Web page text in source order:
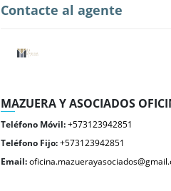
Contacte al agente
MAZUERA Y ASOCIADOS
Teléfono Móvil:+573123942851
Teléfono Fijo:+573123942851
Email: